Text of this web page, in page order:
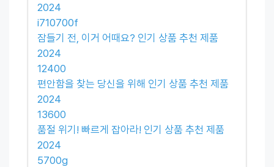
2024
i710700f
잠들기 전, 이거 어때요? 인기 상품 추천 제품
2024
12400
편안함을 찾는 당신을 위해 인기 상품 추천 제품
2024
13600
품절 위기! 빠르게 잡아라! 인기 상품 추천 제품
2024
5700g